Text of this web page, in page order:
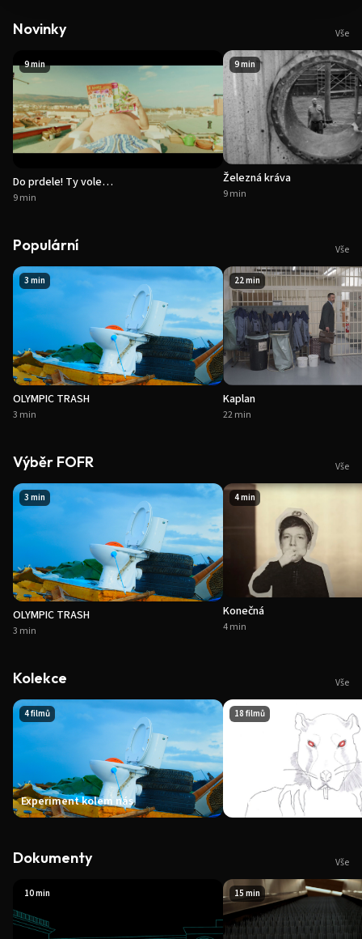
Novinky Vše
9 min
Do prdele! Ty vole…
9 min
9 min
Železná kráva
9 min
Populární Vše
3 min
OLYMPIC TRASH
3 min
22 min
Kaplan
22 min
Výběr FOFR Vše
3 min
OLYMPIC TRASH
3 min
4 min
Konečná
4 min
Kolekce Vše
4filmů
Experiment kolem nás
18 filmů
Animace
Dokumenty Vše
10 min 15 min